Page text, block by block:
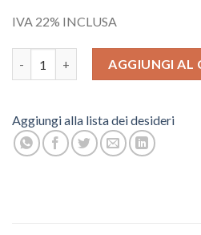
IVA 22% INCLUSA
AGGIUNGI AL
Aggiungi alla lista dei desideri